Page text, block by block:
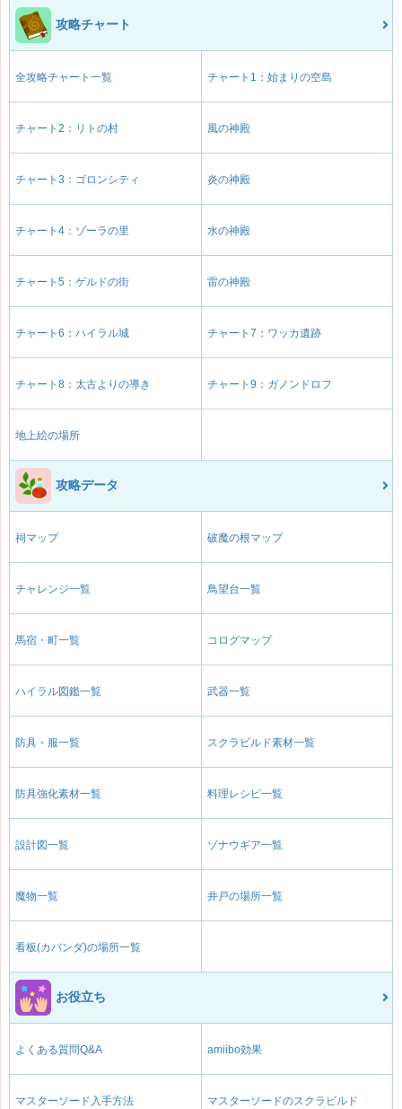
攻略チャート
全攻略チャート一覧 チャート1：始まりの空島
チャート2：リトの村 風の神殿
チャート3：ゴロンシティ 炎の神殿
チャート4：ゾーラの里 水の神殿
チャート5：ゲルドの街 雷の神殿
チャート6：ハイラル城 チャート7：ワッカ遺跡
チャート8：太古よりの導き チャート9：ガノンドロフ
地上絵の場所
攻略データ
祠マップ 破魔の根マップ
チャレンジ一覧 鳥望台一覧
馬宿・町一覧 コログマップ
ハイラル図鑑一覧 武器一覧
防具・服一覧 スクラビルド素材一覧
防具強化素材一覧 料理レシピ一覧
設計図一覧 ゾナウギア一覧
魔物一覧 井戸の場所一覧
看板(カバンダ)の場所一覧
お役立ち
よくある質問Q&A amiibo効果
マスターソード入手方法 マスターソードのスクラビルド